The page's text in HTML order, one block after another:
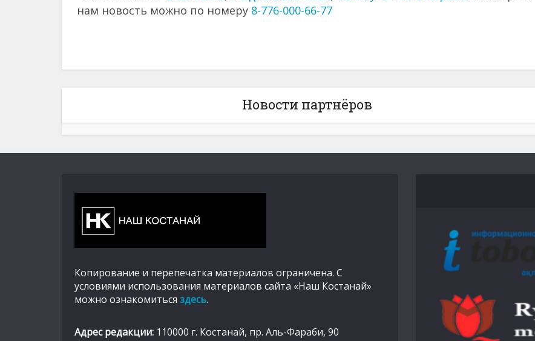
нам новость можно по номеру 8-776-000-66-77
Новости партнёров
Копирование и перепечатка материалов ограничена. С
условиями использования материалов сайта «Наш Костанай»
можно ознакомиться здесь.
Адрес редакции: 110000 г. Костанай, пр. Аль-Фараби, 90